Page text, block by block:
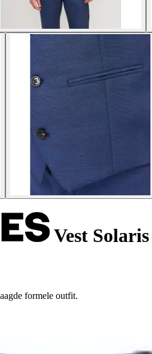
Vest Solaris
formele outfit.